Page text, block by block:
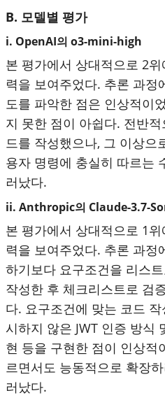
B. 모델별 평가
i. OpenAI의 o3-mini-high
본 평가에서 상대적으로 2
력을 보여주었다. 추론 과정
도를 파악한 점은 인상적이
지 못한 점이 아쉽다. 전반
드를 작성했으나, 그 이상으
용자 명령에 충실히 따르는
러났다.
ii. Anthropic의 Claude-3.7-
본 평가에서 상대적으로 1
력을 보여주었다. 추론 과
하기보다 요구조건을 리스
작성한 후 체크리스트로 검
다. 요구조건에 맞는 코드
시하지 않은 JWT 인증 방식
현 등을 구현한 점이 인상적
르면서도 능동적으로 확장
러났다.